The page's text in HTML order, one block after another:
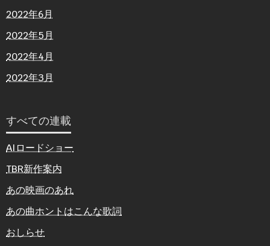
2022年6月
2022年5月
2022年4月
2022年3月
すべての連載
AIロードショー
TBR新作案内
あの映画のあれ
あの曲ホントはこんな歌詞
おしらせ